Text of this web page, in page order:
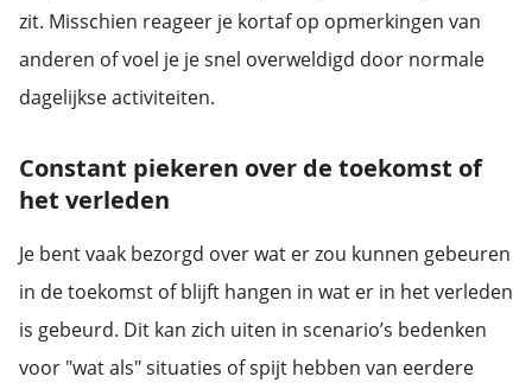
zit. Misschien reageer je kortaf op opmerkingen van
anderen of voel je je snel overweldigd door normale
dagelijkse activiteiten.
Constant piekeren over de toekomst of
het verleden
Je bent vaak bezorgd over wat er zou kunnen gebeuren
in de toekomst of blijft hangen in wat er in het verleden
is gebeurd. Dit kan zich uiten in scenario’s bedenken
voor "wat als" situaties of spijt hebben van eerdere